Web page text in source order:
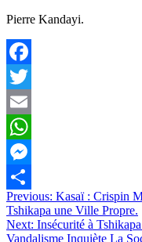
Pierre Kandayi.
Facebook
Twitter
Email
WhatsApp
Messenger
Partager
Navigation
de
Previous: Kasaï : Crispin
Tshikapa une Ville Propre.
Next: Insécurité à
Vandalisme Inquiète La